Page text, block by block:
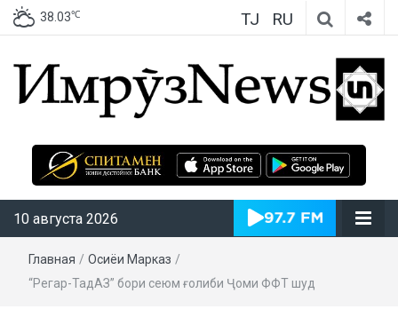
38.03℃ TJ RU
ИмрӯзNews
10 августа 2026
Главная / Осиёи Марказӣ /
“Регар-ТадАЗ” бори сеюм ғолиби Ҷоми ФФТ шуд